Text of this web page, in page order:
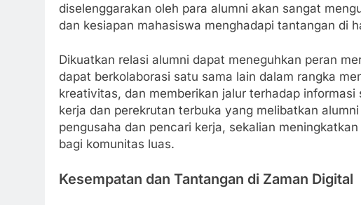
diselenggarakan oleh para alumni akan sangat
dan kesiapan mahasiswa menghadapi tantangan di
Dikuatkan relasi alumni dapat meneguhkan peran
dapat berkolaborasi satu sama lain dalam rangka
kreativitas, dan memberikan jalur terhadap
kerja dan perekrutan terbuka yang melibatkan
pengusaha dan pencari kerja, sekalian
bagi komunitas luas.
Kesempatan dan Tantangan di Zaman Digital